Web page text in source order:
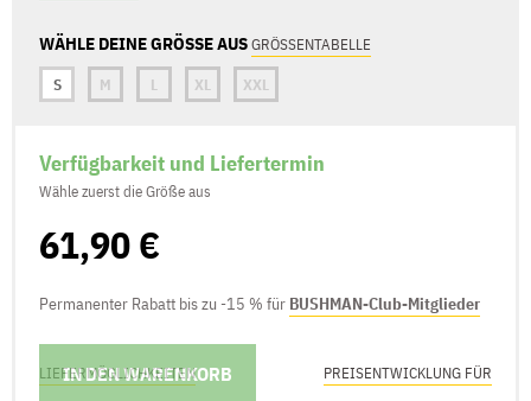
WÄHLE DEINE GRÖSSE AUSGRÖSSENTABELLE
S
M L XL XXL
Verfügbarkeit und Liefertermin
Wähle zuerst die Größe aus
61,90 €
Permanenter Rabatt bis zu -15 % für BUSHMAN-Club-Mitglieder
IN DEN WARENKORB
LIEFERMÖGLICHKEITEN PREISENTWICKLUNG FÜR